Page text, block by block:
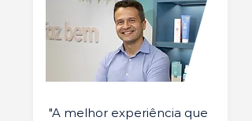
"A melhor experiência que